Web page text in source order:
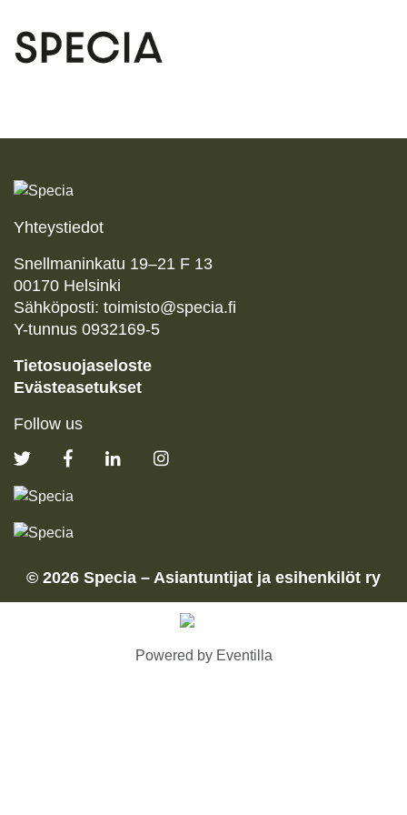
Yhteystiedot
Snellmaninkatu 19–21 F 13
00170 Helsinki
Sähköposti: toimisto@specia.fi
Y-tunnus 0932169-5
Tietosuojaseloste
Evästeasetukset
Follow us
© 2026 Specia – Asiantuntijat ja esihenkilöt ry
Powered by Eventilla